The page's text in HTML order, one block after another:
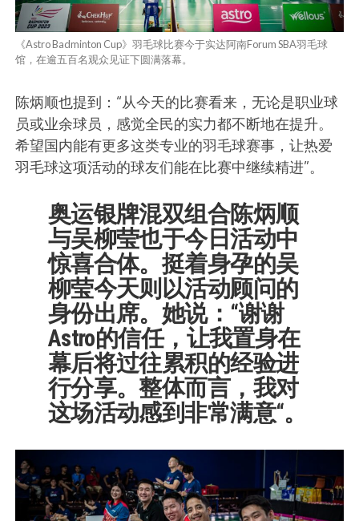
《Astro Badminton Cup》羽毛球比赛今于实达阿南Forum SBA羽毛球
馆，在逾五百名观众见证下圆满落幕。
陈炳顺也提到：“从今天的比赛看来，无论是职业球
员或业余球员，感觉全民的实力都不断地在提升。
希望国内能有更多这类专业的羽毛球赛事，让热爱
羽毛球这项活动的球友们能在比赛中继续精进”。
奥运银牌混双组合陈炳顺
与吴柳莹也于今日活动中
惊喜合体。挺着身孕的吴
柳莹今天则以活动顾问的
身份出席。她说：“谢谢
Astro的信任，让我置身在
幕后将过往累积的经验进
行分享。整体而言，我对
这场活动感到非常满意“。